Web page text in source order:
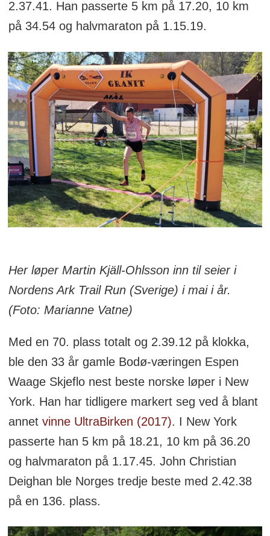
2.37.41. Han passerte 5 km på 17.20, 10 km
på 34.54 og halvmaraton på 1.15.19.
Her løper Martin Kjäll-Ohlsson inn til seier i
Nordens Ark Trail Run (Sverige) i mai i år.
(Foto: Marianne Vatne)
Med en 70. plass totalt og 2.39.12 på klokka,
ble den 33 år gamle Bodø-væringen Espen
Waage Skjeflo nest beste norske løper i New
York. Han har tidligere markert seg ved å blant
annet vinne UltraBirken (2017). I New York
passerte han 5 km på 18.21, 10 km på 36.20
og halvmaraton på 1.17.45. John Christian
Deighan ble Norges tredje beste med 2.42.38
på en 136. plass.